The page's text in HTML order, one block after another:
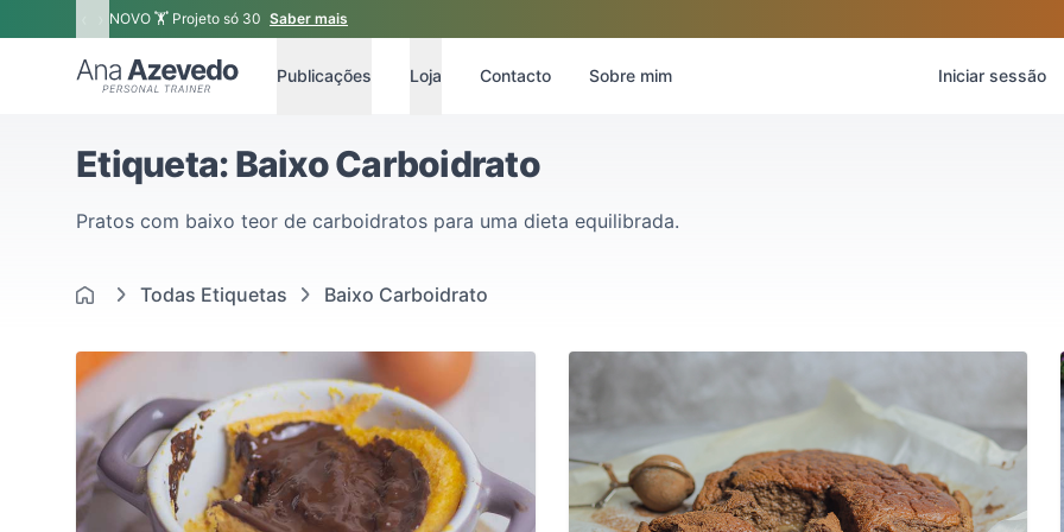
NOVO 🏋 Projeto só 30 Saber mais
Ana Azevedo Publicações Loja Contacto Sobre mim Iniciar sessão
Etiqueta: Baixo Carboidrato
Pratos com baixo teor de carboidratos para uma dieta equilibrada.
Todas Etiquetas Baixo Carboidrato